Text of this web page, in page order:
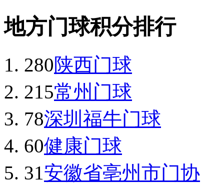
地方门球积分排行
280陕西门球
215常州门球
78深圳福牛门球
60健康门球
31 安徽省亳州市门协